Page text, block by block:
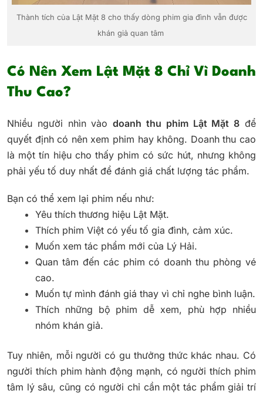
Thành tích của Lật Mặt 8 cho thấy dòng phim gia đình vẫn được
khán giả quan tâm
Có Nên Xem Lật Mặt 8 Chỉ Vì Doanh
Thu Cao?
Nhiều người nhìn vàodoanh thu phim Lật Mặt 8 để
quyết định có nên xem phim hay không. Doanh thu cao
là một tín hiệu cho thấy phim có sức hút, nhưng không
phải yếu tố duy nhất để đánh giá chất lượng tác phẩm.
Bạn có thể xem lại phim nếu như:
Yêu thích thương hiệu Lật Mặt.
Thích phim Việt có yếu tố gia đình, cảm xúc.
Muốn xem tác phẩm mới của Lý Hải.
Quan tâm đến các phim có doanh thu phòng vé
cao.
Muốn tự mình đánh giá thay vì chỉ nghe bình luận.
Thích những bộ phim dễ xem, phù hợp nhiều
nhóm khán giả.
Tuy nhiên, mỗi người có gu thưởng thức khác nhau. Có
người thích phim hành động mạnh, có người thích phim
tâm lý sâu, cũng có người chỉ cần một tác phẩm giải trí